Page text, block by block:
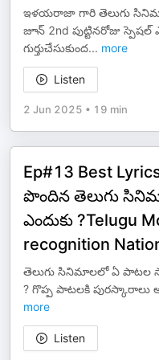
ఇళయరాజా గారి తెలుగు
జూన్ 2nd పుట్టినరోజు
గుర్తుచేసుకుంద... more
Listen
2 Jun 2025 • 19 min
Ep#13 Best
పొందిన తెలుగు
ఎందుకు ?Telugu
recognition
తెలుగు సినిమాలలో ఏ పాటల
? గొప్ప పాటలకి పురస్కారాలు
more
Listen